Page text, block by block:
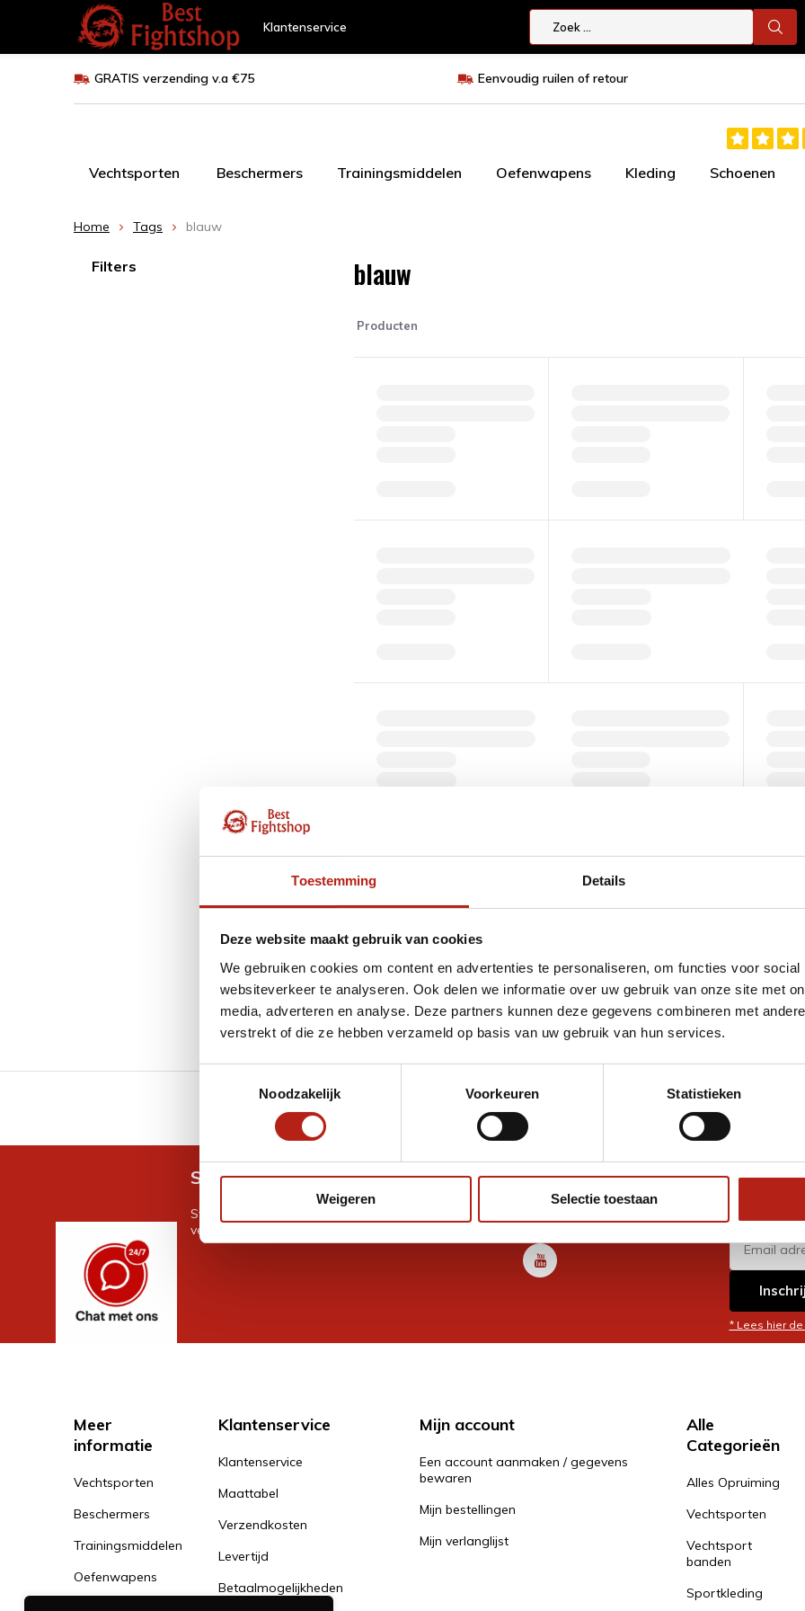
Toestemming Details
Deze website maakt gebruik van cookies
We gebruiken cookies om content en advertenties te personaliseren, om functies voor
websiteverkeer te analyseren. Ook delen we informatie over uw gebruik van onze site met
media, adverteren en analyse. Deze partners kunnen deze gegevens combineren met
verstrekt of die ze hebben verzameld op basis van uw gebruik van hun services.
Toestemmingsselectie
Noodzakelijk
Voorkeuren Statistieken
Weigeren Selectie toestaan
Klantenservice
GRATIS verzending v.a €75 Eenvoudig ruilen of retour
Vechtsporten Beschermers Trainingsmiddelen Oefenwapens Kleding Schoenen
Home Tags blauw
Filters blauw
Producten
Snel antwoord op je vraag?
Stel je vraag in de chat, en we helpen je graag
verder. 24/7
Volg ons
* Lees hier
Meer
informatie
Vechtsporten
Beschermers
Trainingsmiddelen
Oefenwapens
Klantenservice
Klantenservice
Maattabel
Verzendkosten
Levertijd
Betaalmogelijkheden
Mijn account
Een account aanmaken / gegevens
bewaren
Mijn bestellingen
Mijn verlanglijst
Alle
Categorieën
Alles Opruiming
Vechtsporten
Vechtsport
banden
Sportkleding